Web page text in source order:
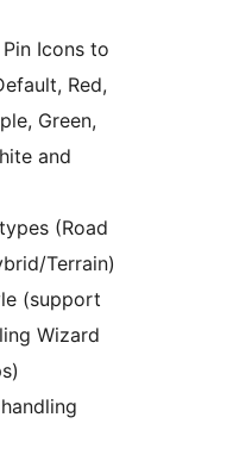
Icons to
Red,
Green,
and
(Road
Terrain)
(support
Wizard